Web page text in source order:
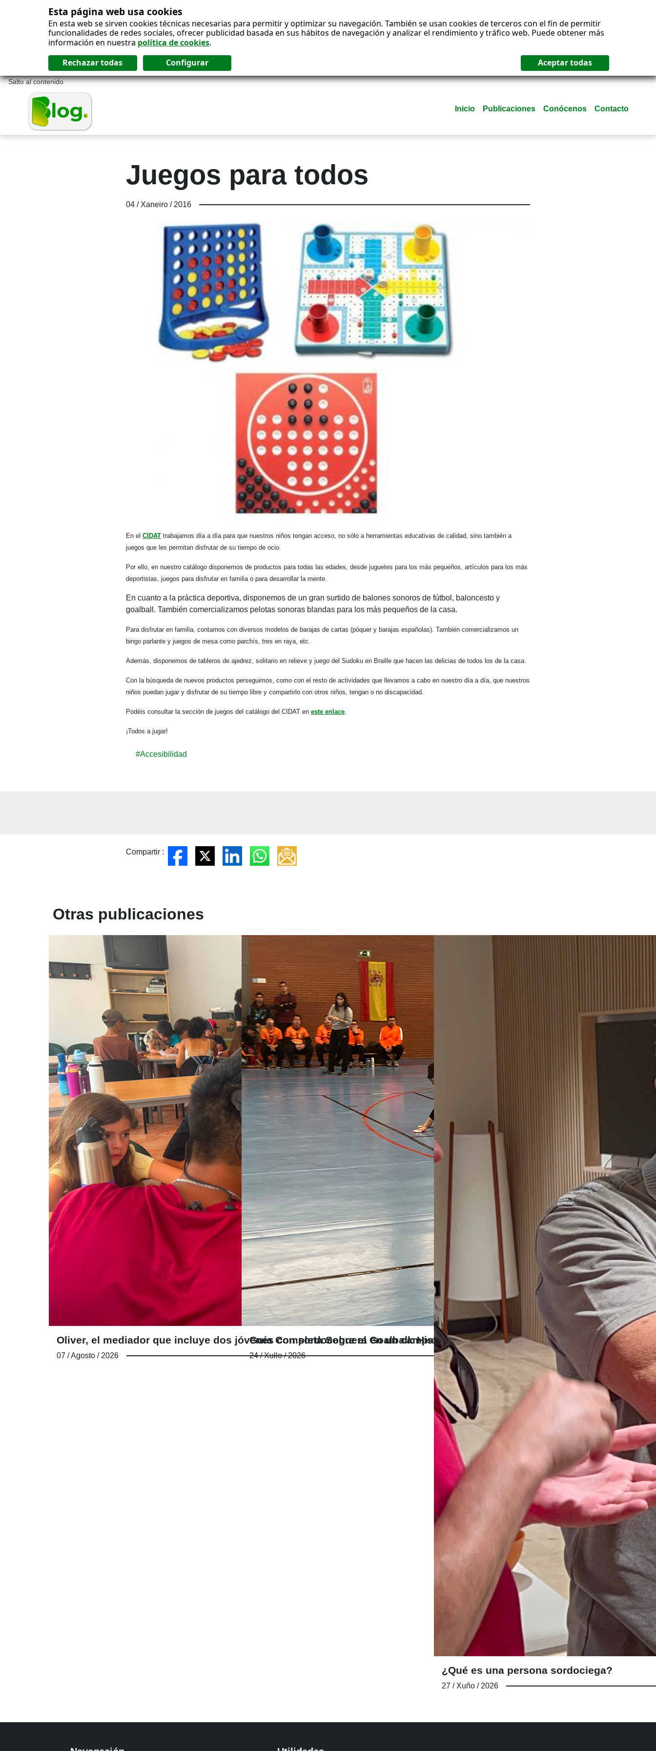
Esta página web usa cookies
En esta web se sirven cookies técnicas necesarias para permitir y optimizar su navegación. También se usan cookies de terceros con el fin de permitir
funcionalidades de redes sociales, ofrecer publicidad basada en sus hábitos de navegación y analizar el rendimiento y tráfico web. Puede obtener más
información en nuestra política de cookies.
Salto al contenido
Inicio Publicaciones Conócenos Contacto
Juegos para todos
04 / Xaneiro / 2016
En el CIDAT trabajamos día a día para que nuestros niños tengan acceso, no sólo a herramientas educativas de calidad, sino también a
juegos que les permitan disfrutar de su tiempo de ocio.
Por ello, en nuestro catálogo disponemos de productos para todas las edades, desde juguetes para los más pequeños, artículos para los más
deportistas, juegos para disfrutar en familia o para desarrollar la mente.
En cuanto a la práctica deportiva, disponemos de un gran surtido de balones sonoros de fútbol, baloncesto y
goalball. También comercializamos pelotas sonoras blandas para los más pequeños de la casa.
Para disfrutar en familia, contamos con diversos modelos de barajas de cartas (póquer y barajas españolas). También comercializamos un
bingo parlante y juegos de mesa como parchís, tres en raya, etc.
Además, disponemos de tableros de ajedrez, solitario en relieve y juego del Sudoku en Braille que hacen las delicias de todos los de la casa.
Con la búsqueda de nuevos productos perseguimos, como con el resto de actividades que llevamos a cabo en nuestro día a día, que nuestros
niños puedan jugar y disfrutar de su tiempo libre y compartirlo con otros niños, tengan o no discapacidad.
Podéis consultar la sección de juegos del catálogo del CIDAT en este enlace.
¡Todos a jugar!
#Accesibilidad
Compartir :
Otras publicaciones
Oliver, el mediador que incluye dos jóvenes con sordoceguera en un campamento
07 / Agosto / 2026
Guía Completa Sobre el Goalball: Historia, Reglas y Curiosidades
24 / Xullo / 2026
¿Qué es una persona sordociega?
27 / Xuño / 2026